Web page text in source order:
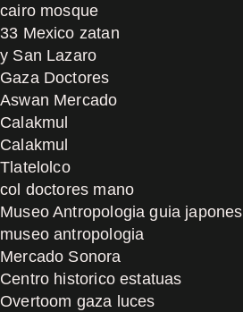
cairo mosque
33 Mexico zatan
y San Lazaro
Gaza Doctores
Aswan Mercado
Calakmul
Calakmul
Tlatelolco
col doctores mano
Museo Antropologia guia japones
museo antropologia
Mercado Sonora
Centro historico estatuas
Overtoom gaza luces